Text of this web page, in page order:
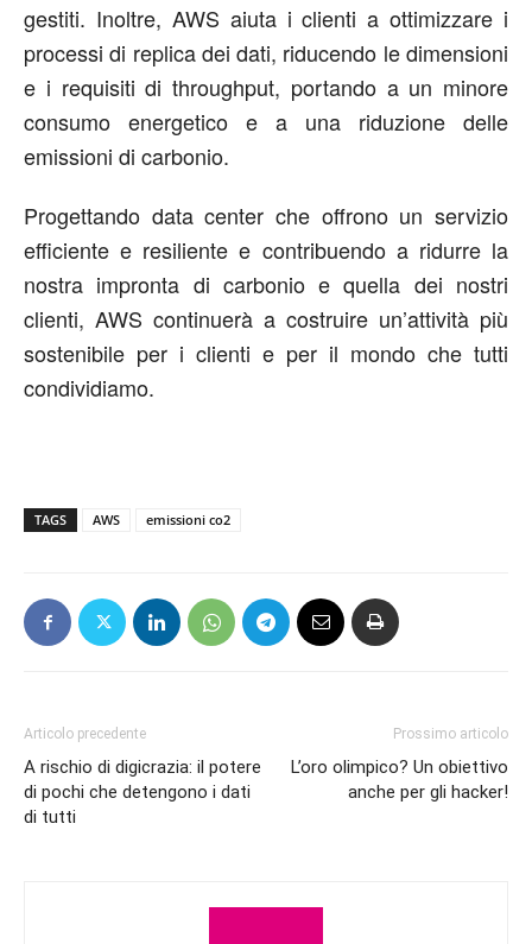
gestiti. Inoltre, AWS aiuta i clienti a ottimizzare i
processi di replica dei dati, riducendo le dimensioni
e i requisiti di throughput, portando a un minore
consumo energetico e a una riduzione delle
emissioni di carbonio.
Progettando data center che offrono un servizio
efficiente e resiliente e contribuendo a ridurre la
nostra impronta di carbonio e quella dei nostri
clienti, AWS continuerà a costruire un’attività più
sostenibile per i clienti e per il mondo che tutti
condividiamo.
TAGS AWS emissioni co2
Articolo precedente
A rischio di digicrazia: il potere
di pochi che detengono i dati
di tutti
Prossimo articolo
L’oro olimpico? Un obiettivo
anche per gli hacker!